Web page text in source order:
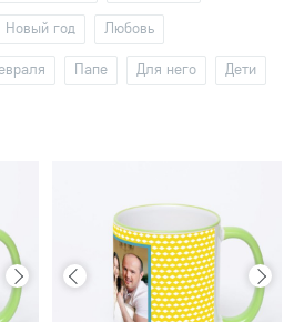
Новый год Любовь
Папе Для него Дети